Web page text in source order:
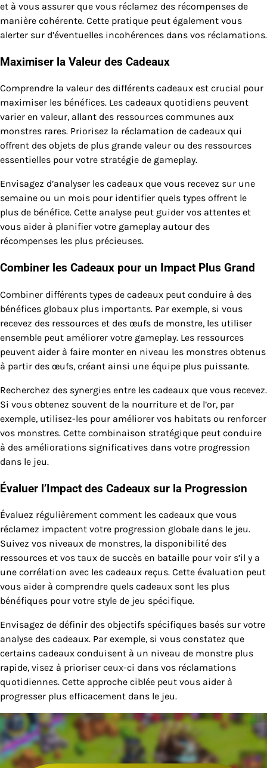
et à vous assurer que vous réclamez des récompenses de
manière cohérente. Cette pratique peut également vous
alerter sur d’éventuelles incohérences dans vos réclamations.
Maximiser la Valeur des Cadeaux
Comprendre la valeur des différents cadeaux est crucial pour
maximiser les bénéfices. Les cadeaux quotidiens peuvent
varier en valeur, allant des ressources communes aux
monstres rares. Priorisez la réclamation de cadeaux qui
offrent des objets de plus grande valeur ou des ressources
essentielles pour votre stratégie de gameplay.
Envisagez d’analyser les cadeaux que vous recevez sur une
semaine ou un mois pour identifier quels types offrent le
plus de bénéfice. Cette analyse peut guider vos attentes et
vous aider à planifier votre gameplay autour des
récompenses les plus précieuses.
Combiner les Cadeaux pour un Impact Plus Grand
Combiner différents types de cadeaux peut conduire à des
bénéfices globaux plus importants. Par exemple, si vous
recevez des ressources et des œufs de monstre, les utiliser
ensemble peut améliorer votre gameplay. Les ressources
peuvent aider à faire monter en niveau les monstres obtenus
à partir des œufs, créant ainsi une équipe plus puissante.
Recherchez des synergies entre les cadeaux que vous recevez.
Si vous obtenez souvent de la nourriture et de l’or, par
exemple, utilisez-les pour améliorer vos habitats ou renforcer
vos monstres. Cette combinaison stratégique peut conduire
à des améliorations significatives dans votre progression
dans le jeu.
Évaluer l’Impact des Cadeaux sur la Progression
Évaluez régulièrement comment les cadeaux que vous
réclamez impactent votre progression globale dans le jeu.
Suivez vos niveaux de monstres, la disponibilité des
ressources et vos taux de succès en bataille pour voir s’il y a
une corrélation avec les cadeaux reçus. Cette évaluation peut
vous aider à comprendre quels cadeaux sont les plus
bénéfiques pour votre style de jeu spécifique.
Envisagez de définir des objectifs spécifiques basés sur votre
analyse des cadeaux. Par exemple, si vous constatez que
certains cadeaux conduisent à un niveau de monstre plus
rapide, visez à prioriser ceux-ci dans vos réclamations
quotidiennes. Cette approche ciblée peut vous aider à
progresser plus efficacement dans le jeu.